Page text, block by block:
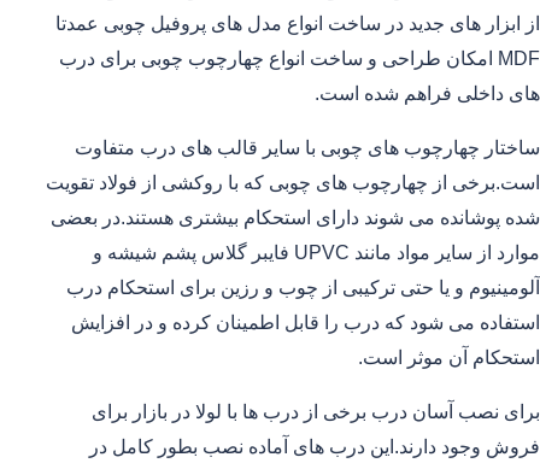
از ابزار های جدید در ساخت انواع مدل های پروفیل چوبی عمدتا
MDF امکان طراحی و ساخت انواع چهارچوب چوبی برای درب
های داخلی فراهم شده است.
ساختار چهارچوب های چوبی با سایر قالب های درب متفاوت
است.برخی از چهارچوب های چوبی که با روکشی از فولاد تقویت
شده پوشانده می شوند دارای استحکام بیشتری هستند.در بعضی
موارد از سایر مواد مانند UPVC فایبر گلاس پشم شیشه و
آلومینیوم و یا حتی ترکیبی از چوب و رزین برای استحکام درب
استفاده می شود که درب را قابل اطمینان کرده و در افزایش
استحکام آن موثر است.
برای نصب آسان درب برخی از درب ها با لولا در بازار برای
فروش وجود دارند.این درب های آماده نصب بطور کامل در